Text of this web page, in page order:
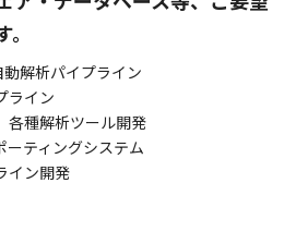
解析パイプライン
ライン
各種解析ツール開発
ーティングシステム
イン開発